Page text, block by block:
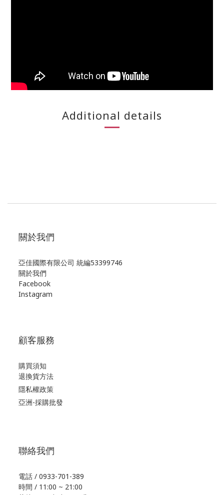
Additional details
關於我們
亞佳國際有限公司 統編53399746
關於我們
Facebook
Instagram
顧客服務
購買須知
退換貨方法
隱私權政策
亞洲-採購批發
聯絡我們
電話 / 0933-701-389
時間 / 11:00 ~ 21:00